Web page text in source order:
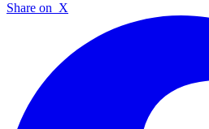
Share on X